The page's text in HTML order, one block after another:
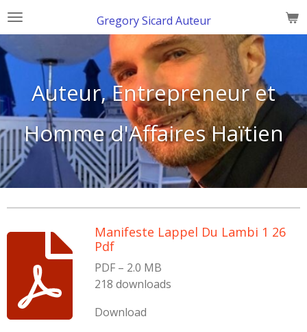
Skip
content
Gregory Sicard Auteur
Auteur, Entrepreneur et
Homme d'Affaires Haïtien
Manifeste Lappel Du Lambi 1 26
Pdf
PDF – 2.0 MB
218 downloads
Download